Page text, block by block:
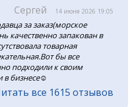
Сергей 14 июня 2026 19:05
за заказ(морское
качественно запакован в
товарная
бы все
подходили к своим
в бизнесе☺️
все 1615 отзывов